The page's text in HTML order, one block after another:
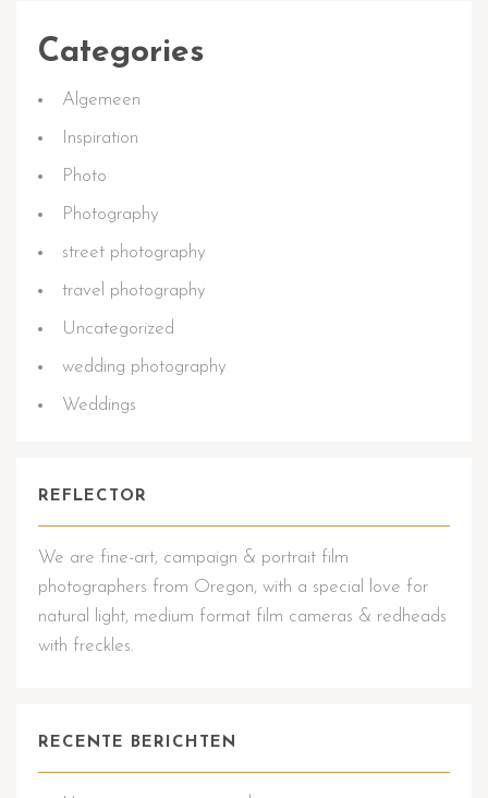
Categories
Algemeen
Inspiration
Photo
Photography
street photography
travel photography
Uncategorized
wedding photography
Weddings
REFLECTOR
We are fine-art, campaign & portrait film
photographers from Oregon, with a special love for
natural light, medium format film cameras & redheads
with freckles.
RECENTE BERICHTEN